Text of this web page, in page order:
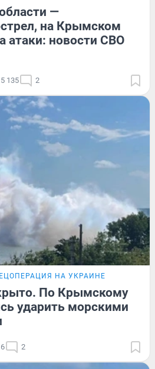
—
на Крымском
атаки: новости СВО
5 135 2
НА УКРАИНЕ
По Крымскому
ударить морскими
6 2